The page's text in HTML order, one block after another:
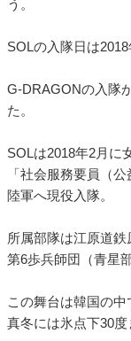
う。
SOLの入隊日は2018
G-DRAGONの入隊
た。
SOLは2018年2月に
「社会服務要員（
陸軍へ現役入隊。
所属部隊は江原道
第6歩兵師団（青星
この舞台は韓国の中
真冬には氷点下30